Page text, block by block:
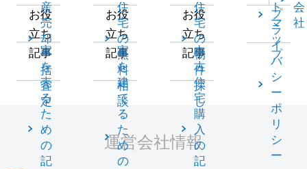
産
売
却
一
括
査
定
お役
立ち
記事
家
を
売
る
た
め
の
記
住
宅
の
無
料
相
談
お役
立ち
記事
家
を
建
て
る
た
め
の
住
宅
の
物
件
探
し
お役
立ち
記事
中
古
住
宅
購
入
の
記
ト
マ
ッ
プ
会
社
プ
ラ
イ
バ
シ
ー
ポ
リ
シ
ー
運営会社情報